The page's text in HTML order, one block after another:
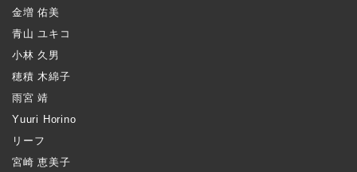
金増 佑美
青山 ユキコ
小林 久男
穂積 木綿子
雨宮 靖
Yuuri Horino
リーフ
宮崎 恵美子